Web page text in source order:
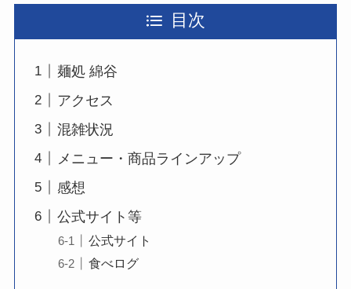
目次
麺処 綿谷
アクセス
混雑状況
メニュー・商品ラインアップ
感想
公式サイト等
公式サイト
食べログ